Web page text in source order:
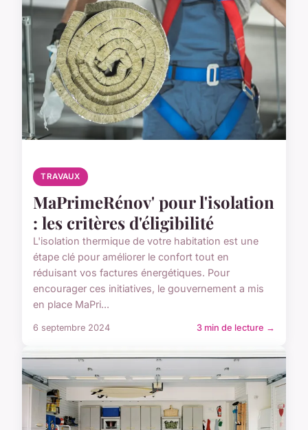
TRAVAUX
MaPrimeRénov' pour l'isolation
: les critères d'éligibilité
L'isolation thermique de votre habitation est une
étape clé pour améliorer le confort tout en
réduisant vos factures énergétiques. Pour
encourager ces initiatives, le gouvernement a mis
en place MaPri...
6 septembre 2024 3 min de lecture →